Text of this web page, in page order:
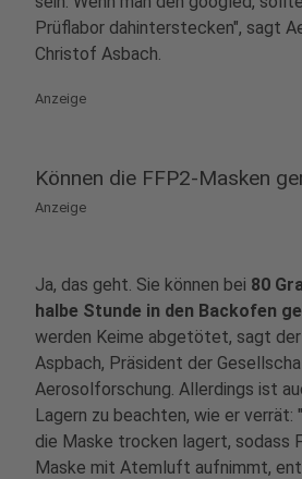
Prüflabor dahinterstecken", sagt
Christof Asbach.
Anzeige
Können die FFP2-Masken
Anzeige
Ja, das geht. Sie können bei 80
halbe Stunde in den Backofen
werden Keime abgetötet, sagt
Aspbach, Präsident der
Aerosolforschung. Allerdings ist
Lagern zu beachten, wie er verrät:
die Maske trocken lagert, sodass
Maske mit Atemluft aufnimmt,